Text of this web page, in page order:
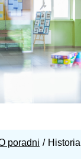
poradni Historia